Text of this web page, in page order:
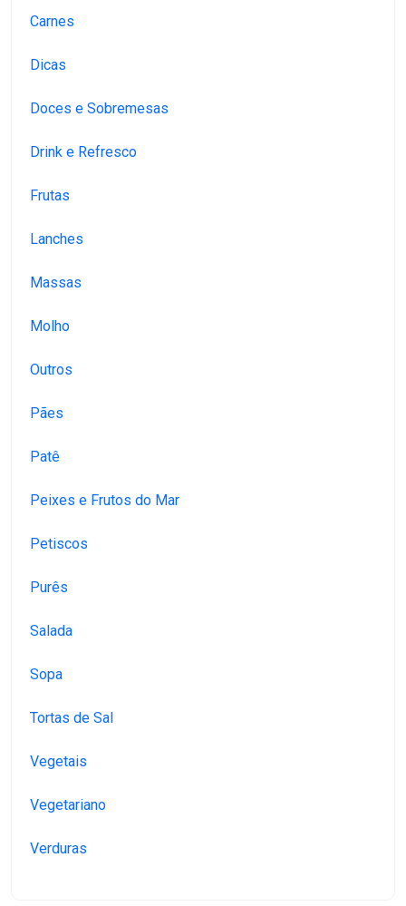
Carnes
Dicas
Doces e Sobremesas
Drink e Refresco
Frutas
Lanches
Massas
Molho
Outros
Pães
Patê
Peixes e Frutos do Mar
Petiscos
Purês
Salada
Sopa
Tortas de Sal
Vegetais
Vegetariano
Verduras